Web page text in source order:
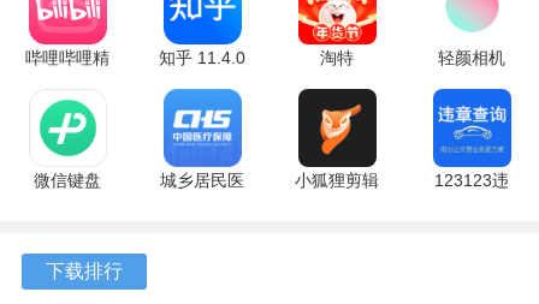
的快乐。
2、不仅创造珍惜粮食的社会价值和零损耗的商业价值，倡导
绿色的生活理念，践行低碳的生活方式。
3、惜食魔法袋不仅是一款食物app，更是一个倡导珍惜粮
食、减少食物浪费的生活方式的引领者。
保绿色的生活，为社会发展贡献自己的力量。
哔哩哔哩精
简版 9.3.0
安卓版
知乎 11.4.0
最新版
淘特
10.60.29
最新版
轻颜相机
10.7.0 官方
版
微信键盘
城乡居民医
小狐狸剪辑
123123违
下载排行